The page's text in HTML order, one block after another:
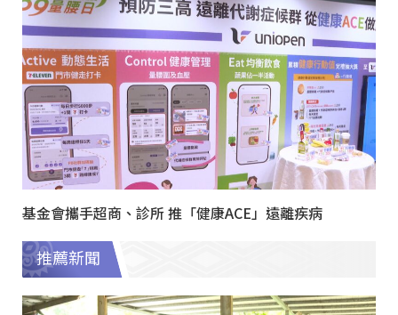
基金會攜手超商、診所 推「健康ACE」遠離疾病
推薦新聞